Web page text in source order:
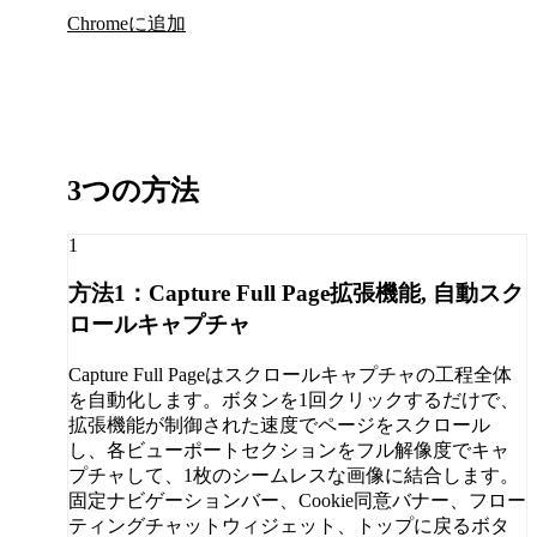
Chromeに追加
3つの方法
1
方法1：Capture Full Page拡張機能, 自動スク
ロールキャプチャ
Capture Full Pageはスクロールキャプチャの工程全体
を自動化します。ボタンを1回クリックするだけで、
拡張機能が制御された速度でページをスクロール
し、各ビューポートセクションをフル解像度でキャ
プチャして、1枚のシームレスな画像に結合します。
固定ナビゲーションバー、Cookie同意バナー、フロー
ティングチャットウィジェット、トップに戻るボタ